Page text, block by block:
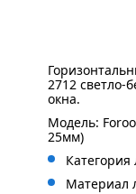
2712 светло-
окна.
Модель:
25мм)
Материал